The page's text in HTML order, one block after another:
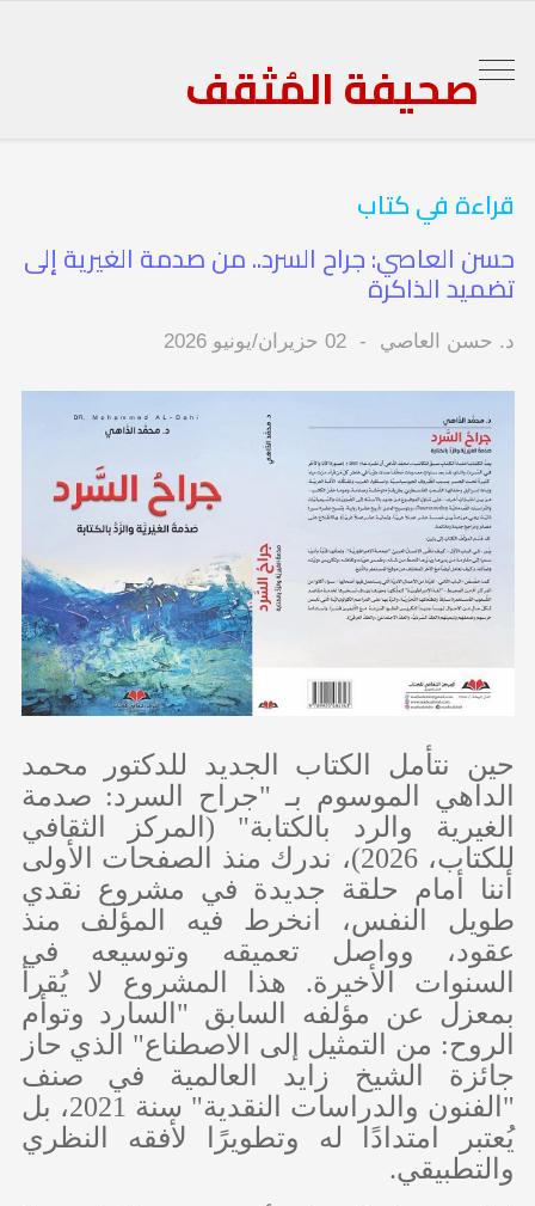
صحيفة المُثقف
قراءة في كتاب
حسن العاصي: جراح السرد.. من صدمة الغيرية إلى
تضميد الذاكرة
د. حسن العاصي 02 حزيران/يونيو 2026
حين نتأمل الكتاب الجديد للدكتور محمد
الداهي الموسوم بـ "جراح السرد: صدمة
الغيرية والرد بالكتابة" (المركز الثقافي
للكتاب، 2026)، ندرك منذ الصفحات الأولى
أننا أمام حلقة جديدة في مشروع نقدي
طويل النفس، انخرط فيه المؤلف منذ
عقود، وواصل تعميقه وتوسيعه في
السنوات الأخيرة. هذا المشروع لا يُقرأ
بمعزل عن مؤلفه السابق "السارد وتوأم
الروح: من التمثيل إلى الاصطناع" الذي حاز
جائزة الشيخ زايد العالمية في صنف
"الفنون والدراسات النقدية" سنة 2021، بل
يُعتبر امتدادًا له وتطويرًا لأفقه النظري
والتطبيقي.